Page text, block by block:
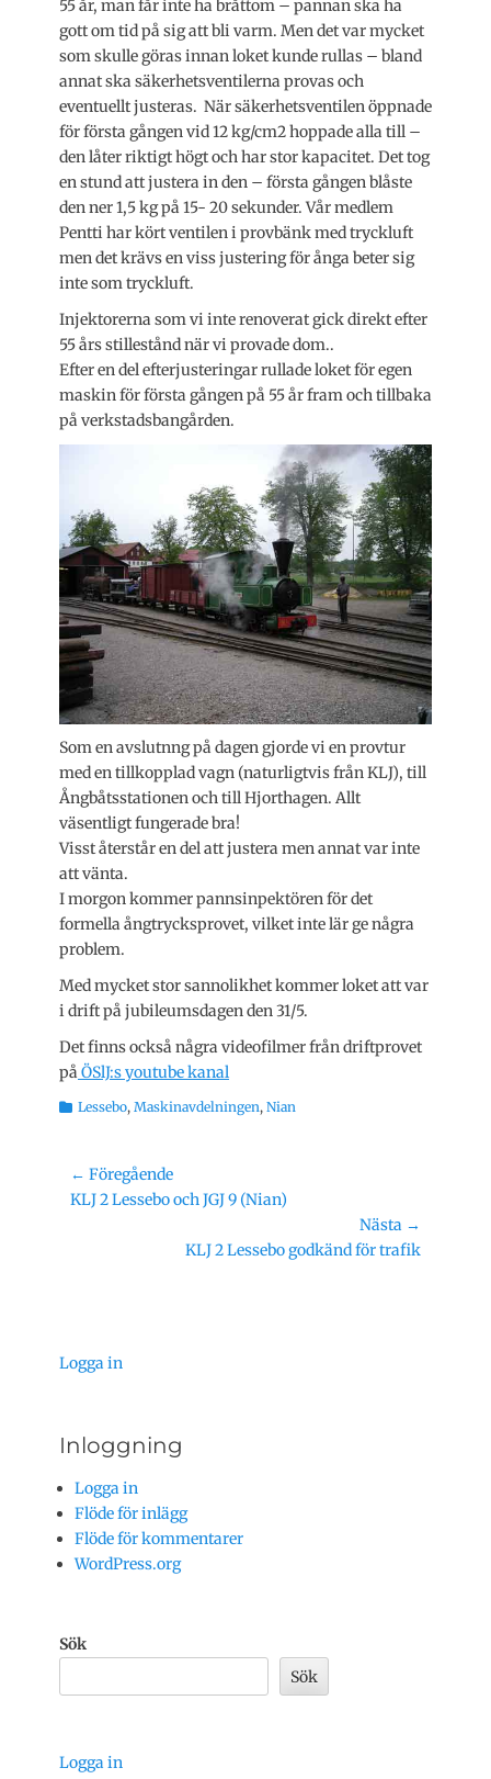
55 år, man får inte ha bråttom – pannan ska ha
gott om tid på sig att bli varm. Men det var mycket
som skulle göras innan loket kunde rullas – bland
annat ska säkerhetsventilerna provas och
eventuellt justeras. När säkerhetsventilen öppnade
för första gången vid 12 kg/cm2 hoppade alla till –
den låter riktigt högt och har stor kapacitet. Det tog
en stund att justera in den – första gången blåste
den ner 1,5 kg på 15- 20 sekunder. Vår medlem
Pentti har kört ventilen i provbänk med tryckluft
men det krävs en viss justering för ånga beter sig
inte som tryckluft.
Injektorerna som vi inte renoverat gick direkt efter
55 års stillestånd när vi provade dom..
Efter en del efterjusteringar rullade loket för egen
maskin för första gången på 55 år fram och tillbaka
på verkstadsbangården.
Som en avslutnng på dagen gjorde vi en provtur
med en tillkopplad vagn (naturligtvis från KLJ), till
Ångbåtsstationen och till Hjorthagen. Allt
väsentligt fungerade bra!
Visst återstår en del att justera men annat var inte
att vänta.
I morgon kommer pannsinpektören för det
formella ångtrycksprovet, vilket inte lär ge några
problem.
Med mycket stor sannolikhet kommer loket att var
i drift på jubileumsdagen den 31/5.
Det finns också några videofilmer från driftprovet
på ÖSlJ:s youtube kanal
Kategorier
Lessebo, Maskinavdelningen, Nian
Inläggsnavigering
← Föregående
Föregående
KLJ 2 Lessebo och JGJ 9 (Nian)
Nästa →
KLJ 2 Lessebo godkänd för trafik
Logga in
Inloggning
Logga in
Flöde för inlägg
Flöde för kommentarer
WordPress.org
Sök
Sök
Logga in